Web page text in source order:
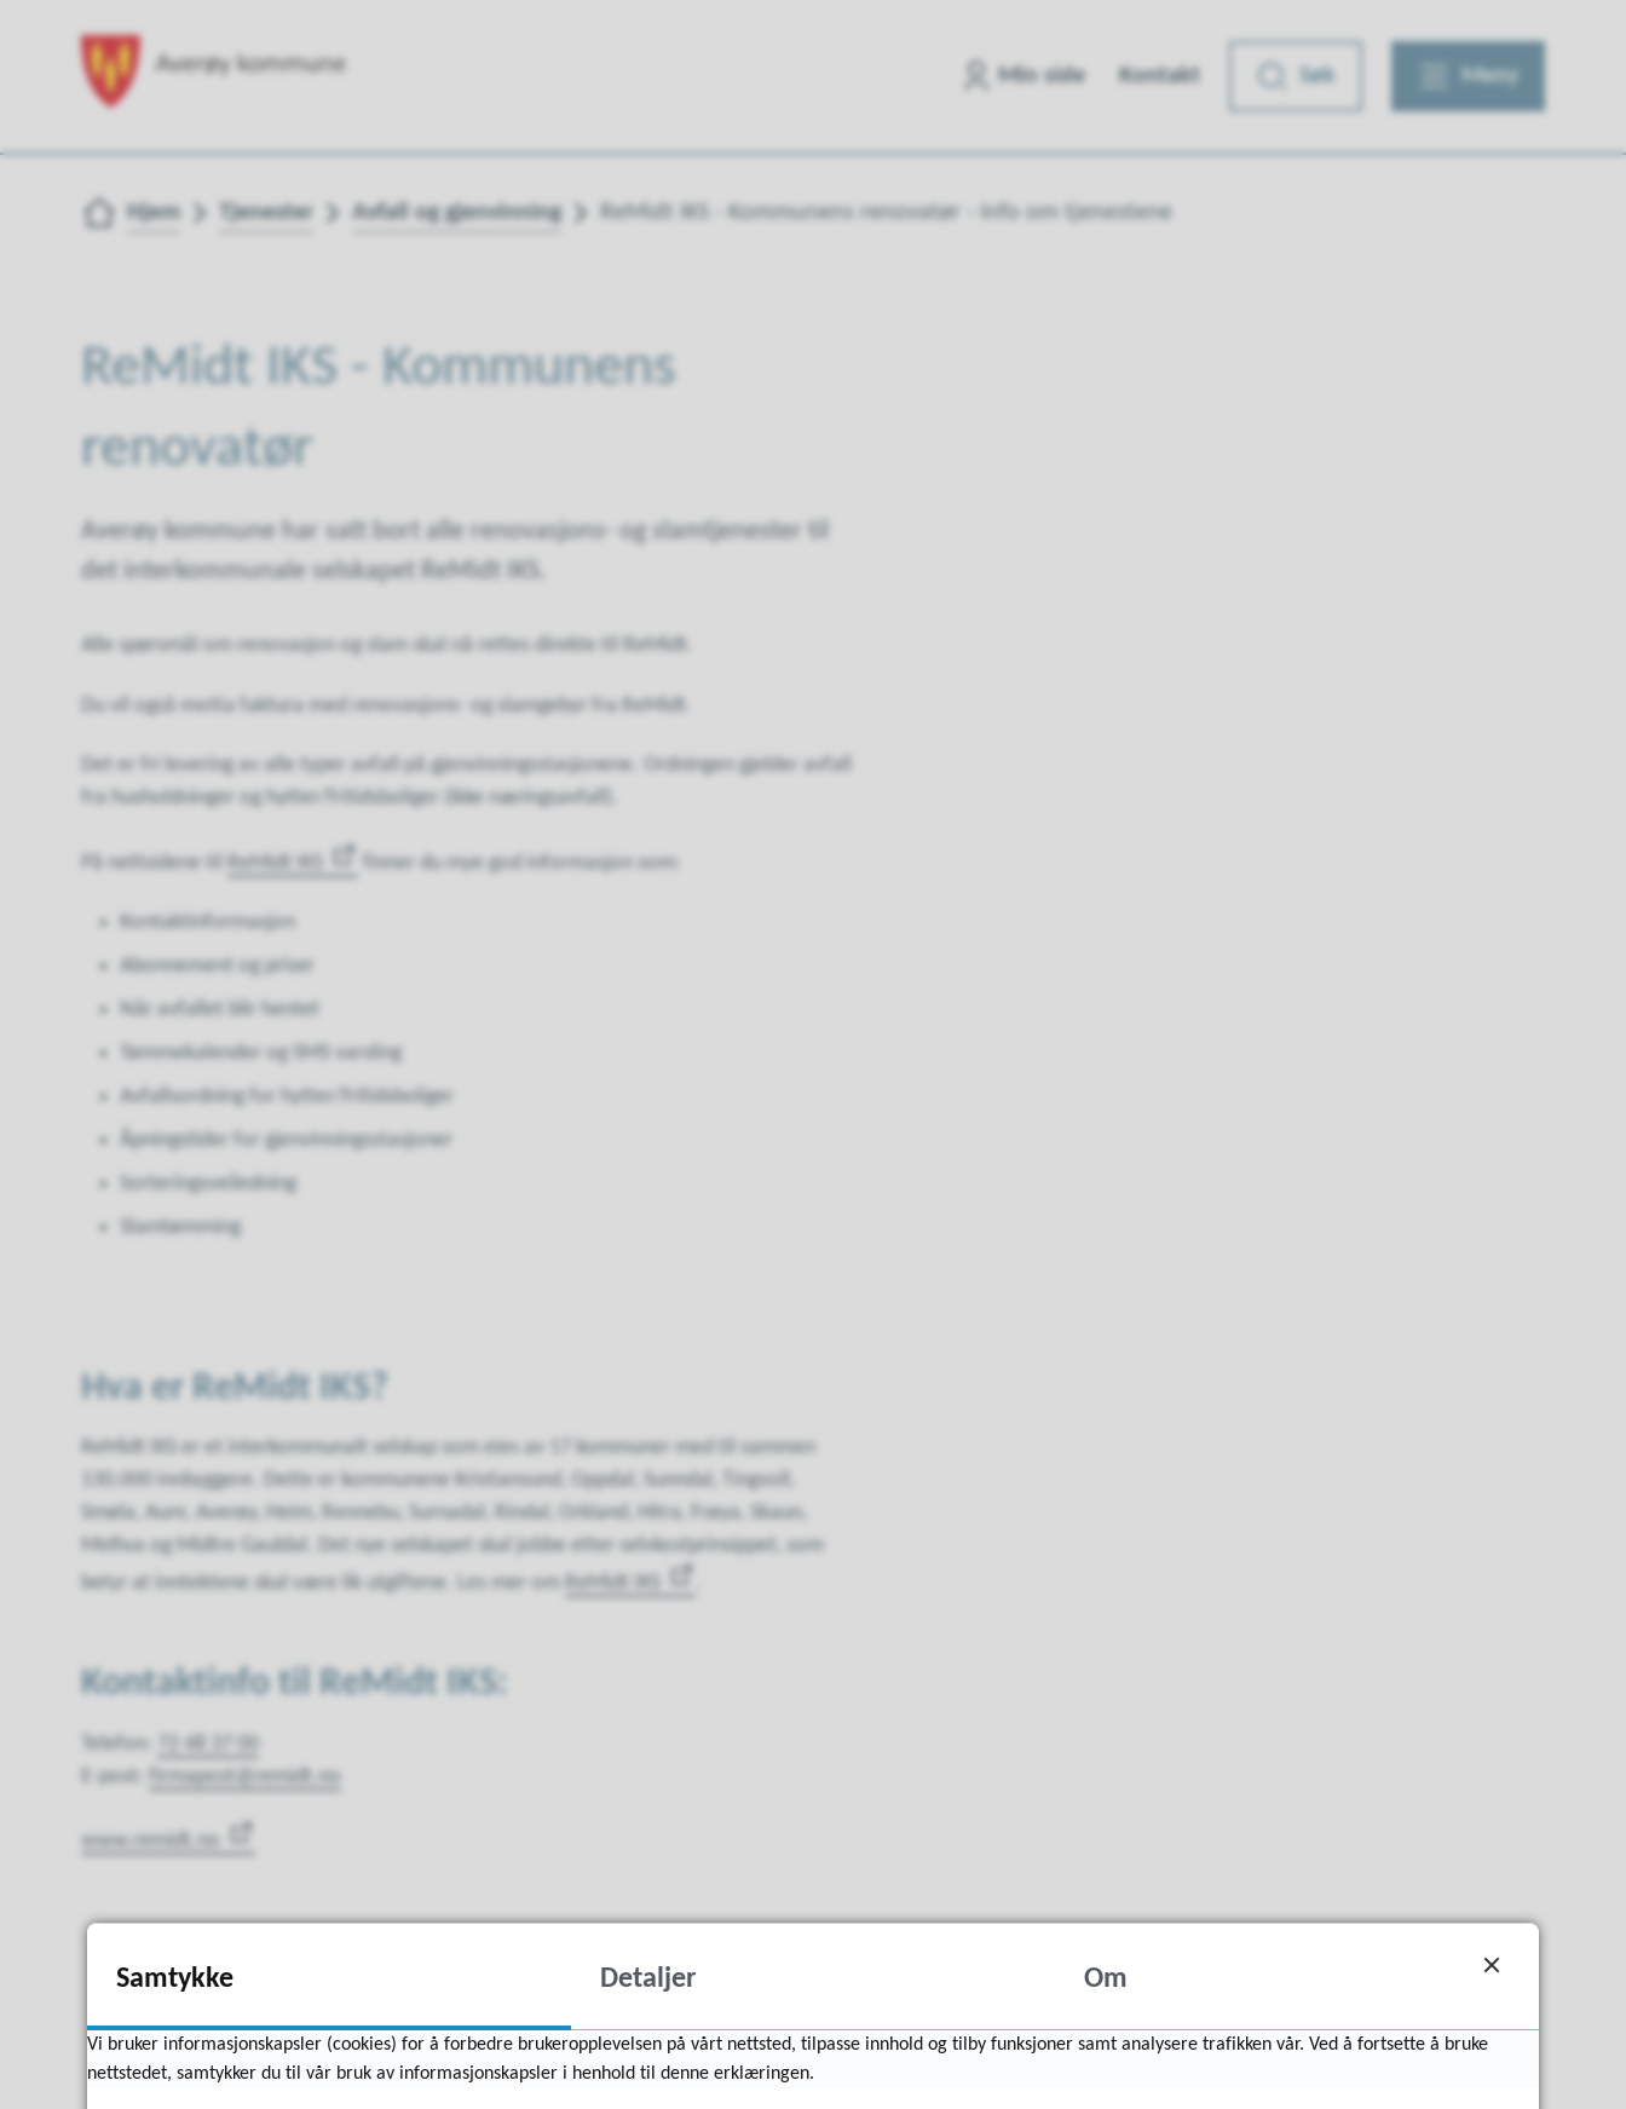
Min side Kontakt Søk Meny
Du er her:
Hjem Tjenester Avfall og gjenvinning ReMidt IKS - Kommunens renovatør - Info om tjenestene
ReMidt IKS - Kommunens
renovatør
Averøy kommune har satt bort alle renovasjons- og slamtjenester til
det interkommunale selskapet ReMidt IKS.
Alle spørsmål om renovasjon og slam skal nå rettes direkte til ReMidt.
Du vil også motta faktura med renovasjons- og slamgebyr fra ReMidt.
Det er fri levering av alle typer avfall på gjenvinningsstasjonene. Ordningen gjelder avfall
fra husholdninger og hytter/fritidsboliger (ikke næringsavfall).
På nettsidene til ReMidt IKS finner du mye god informasjon som:
Kontaktinformasjon
Abonnement og priser
Når avfallet blir hentet
Tømmekalender og SMS varsling
Avfallsordning for hytter/fritidsboliger
Åpningstider for gjenvinningsstasjoner
Sorteringsveiledning
Slamtømming
Hva er ReMidt IKS?
ReMidt IKS er et interkommunalt selskap som eies av 17 kommuner med til sammen
130.000 innbyggere. Dette er kommunene Kristiansund, Oppdal, Sunndal, Tingvoll,
Smøla, Aure, Averøy, Heim, Rennebu, Surnadal, Rindal, Orkland, Hitra, Frøya, Skaun,
Melhus og Midtre Gauldal. Det nye selskapet skal jobbe etter selvkostprinsippet, som
betyr at inntektene skal være lik utgiftene. Les mer om
ReMidt IKS
Kontaktinfo til ReMidt IKS:
Telefon:
E-post:
firmapost@remidt.no
www.remidt.no
Samtykke Detaljer Om
Vi bruker informasjonskapsler (cookies) for å forbedre brukeropplevelsen på vårt nettsted, tilpasse innhold og tilby funksjoner samt analysere trafikken vår. Ved å fortsette å bruke
nettstedet, samtykker du til vår bruk av informasjonskapsler i henhold til denne erklæringen.